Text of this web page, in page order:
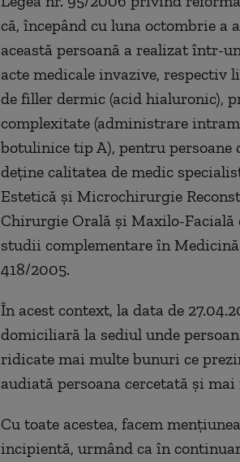
că, începând cu luna octombrie a
această persoană a realizat într-
acte medicale invazive,
de filler dermic (acid hialuronic),
complexitate (administrare
botulinice tip A), pentru persoane
deține calitatea de medic
Estetică și Microchirurgie
Chirurgie Orală și Maxilo-
studii complementare în
418/2005.
În acest context, la data de
domiciliară la sediul unde
ridicate mai multe bunuri ce
audiată persoana cercetată și
Cu toate acestea, facem
incipientă, urmând ca în